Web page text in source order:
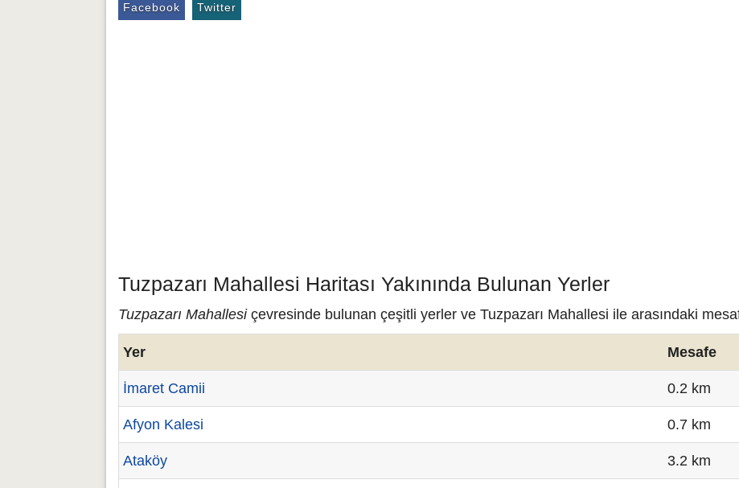
Facebook Twitter
Tuzpazarı Mahallesi Haritası Yakınında Bulunan Yerler
Tuzpazarı Mahallesiçevresinde bulunan çeşitli yerler ve Tuzpazarı Mahallesi ile arasındaki
Yer Mesafe
İmaret Camii 0.2 km
Afyon Kalesi 0.7 km
Ataköy 3.2 km